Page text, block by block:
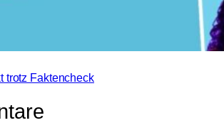
trotz Faktencheck